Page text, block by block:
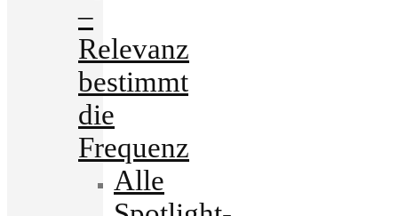
–
Relevanz
bestimmt
die
Frequenz
Alle